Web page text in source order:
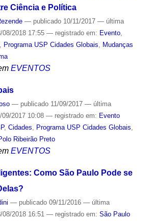
Ciência e Política
— publicado10/11/2017 — última
2018 17:55 — registrado em: Evento,
Programa USP Cidades Globais, Mudanças
EVENTOS
— publicado11/09/2017 — última
2017 10:08 — registrado em: Evento
, Cidades Programa USP Cidades Globais
Ribeirão Preto
EVENTOS
Como São Paulo Pode se
— publicado09/11/2016 — última
2018 16:51 — registrado em: São Paulo